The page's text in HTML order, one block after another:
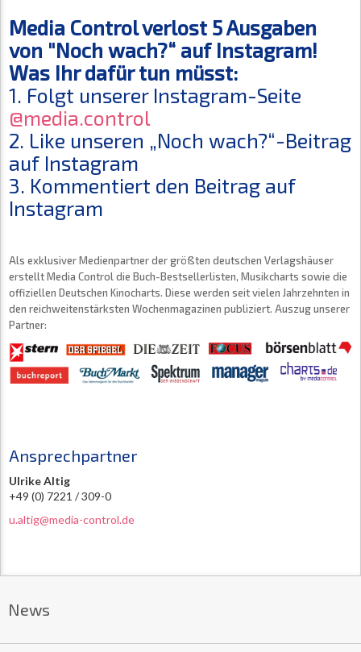
Media Control verlost 5 Ausgaben
von "Noch wach?“ auf Instagram!
Was Ihr dafür tun müsst:
1. Folgt unserer Instagram-Seite
@media.control
2. Like unseren „Noch wach?“-Beitrag
auf Instagram
3. Kommentiert den Beitrag auf
Instagram
Als exklusiver Medienpartner der größten deutschen Verlagshäuser
erstellt Media Control die Buch-Bestsellerlisten, Musikcharts sowie die
offiziellen Deutschen Kinocharts. Diese werden seit vielen Jahrzehnten in
den reichweitenstärksten Wochenmagazinen publiziert. Auszug unserer
Partner:
Ansprechpartner
Ulrike Altig
+49 (0) 7221 / 309-0
u.altig@media-control.de
News